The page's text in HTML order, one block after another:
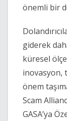
önemli bir
giderek
küresel
inovasyon,
önem
Scam
GASA’ya